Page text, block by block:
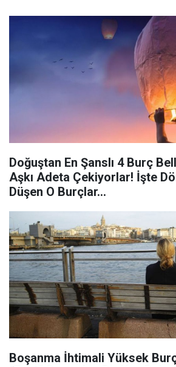
Doğuştan En Şanslı 4 Burç
Aşkı Adeta Çekiyorlar! İşte
Düşen O Burçlar…
Boşanma İhtimali Yüksek